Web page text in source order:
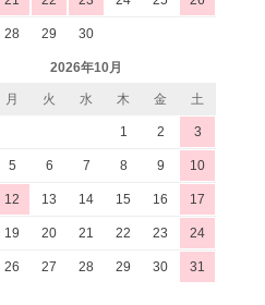
28 29 30
2026年10月
月 火 水 木 金 土
1 2 3
5 6 7 8 9 10
12 13 14 15 16 17
19 20 21 22 23 24
26 27 28 29 30 31